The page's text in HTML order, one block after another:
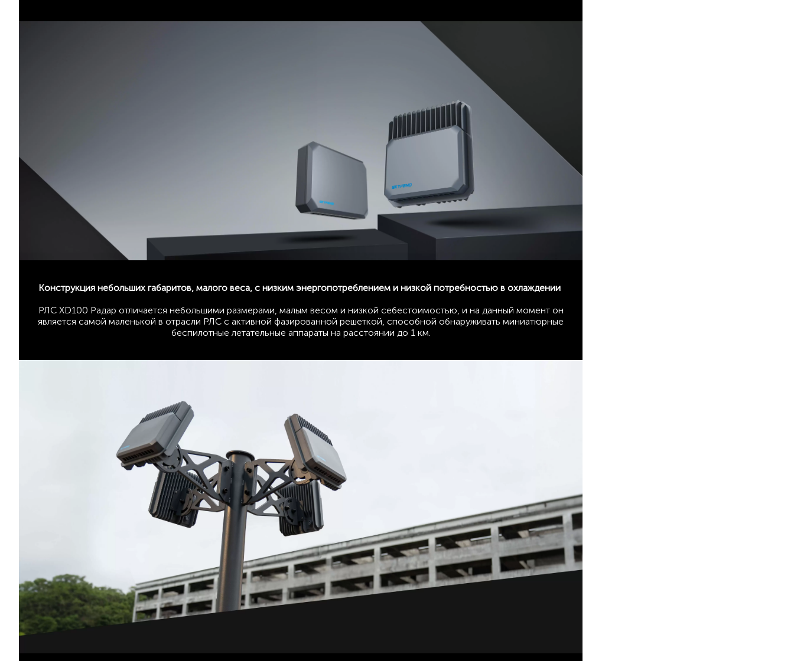
Конструкция небольших габаритов, малого веса, с низким энергопотреблением и низкой потребностью в охлаждении
РЛС XD100 Радар отличается небольшими размерами, малым весом и низкой себестоимостью, и на данный момент он
является самой маленькой в отрасли РЛС с активной фазированной решеткой, способной обнаруживать миниатюрные
беспилотные летательные аппараты на расстоянии до 1 км.